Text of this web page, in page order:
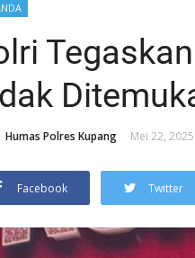
Humas Polres Kupang Mei 22,
Facebook Twitter